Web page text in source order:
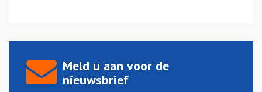
Meld u aan voor de
nieuwsbrief